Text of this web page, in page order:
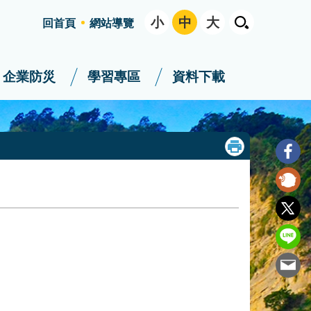
回首頁 網站導覽 小 中 大
企業防災 學習專區 資料下載